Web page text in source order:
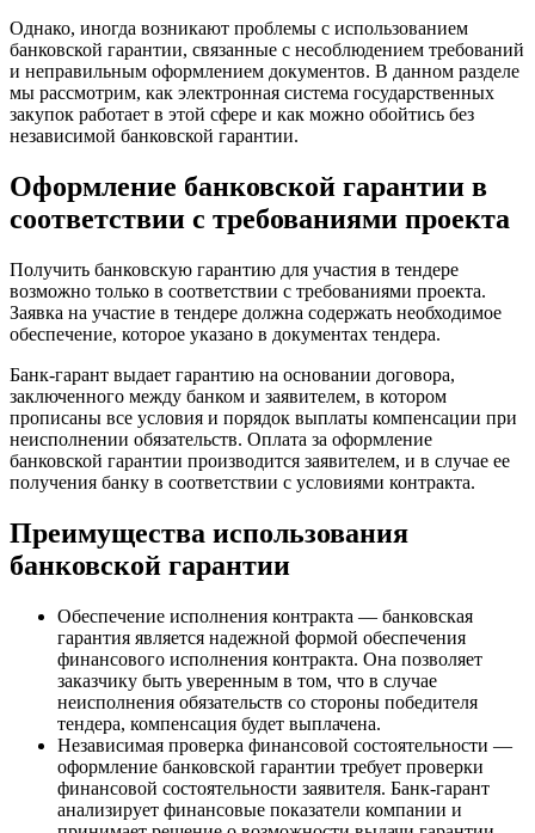
Однако, иногда возникают проблемы с использованием
банковской гарантии, связанные с несоблюдением требований
и неправильным оформлением документов. В данном разделе
мы рассмотрим, как электронная система государственных
закупок работает в этой сфере и как можно обойтись без
независимой банковской гарантии.
Оформление банковской гарантии в
соответствии с требованиями проекта
Получить банковскую гарантию для участия в тендере
возможно только в соответствии с требованиями проекта.
Заявка на участие в тендере должна содержать необходимое
обеспечение, которое указано в документах тендера.
Банк-гарант выдает гарантию на основании договора,
заключенного между банком и заявителем, в котором
прописаны все условия и порядок выплаты компенсации при
неисполнении обязательств. Оплата за оформление
банковской гарантии производится заявителем, и в случае ее
получения банку в соответствии с условиями контракта.
Преимущества использования
банковской гарантии
Обеспечение исполнения контракта — банковская
гарантия является надежной формой обеспечения
финансового исполнения контракта. Она позволяет
заказчику быть уверенным в том, что в случае
неисполнения обязательств со стороны победителя
тендера, компенсация будет выплачена.
Независимая проверка финансовой состоятельности —
оформление банковской гарантии требует проверки
финансовой состоятельности заявителя. Банк-гарант
анализирует финансовые показатели компании и